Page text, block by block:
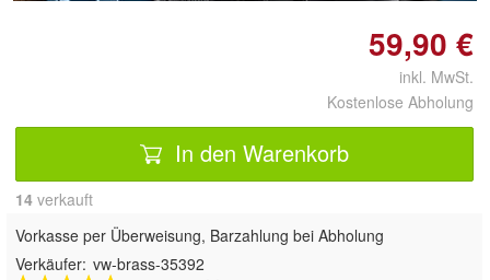
59,90 €
inkl. MwSt.
Kostenlose Abholung
In den Warenkorb
14 verkauft
Vorkasse per Überweisung, Barzahlung bei Abholung
Verkäufer: vw-brass-35392